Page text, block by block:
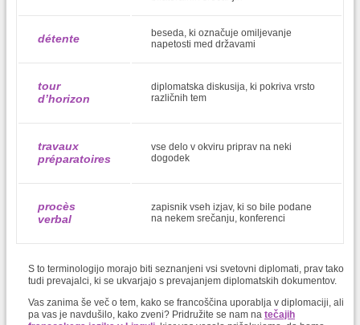
détente
beseda, ki označuje omiljevanje
napetosti med državami
tour
d’horizon
diplomatska diskusija, ki pokriva vrsto
različnih tem
travaux
préparatoires
vse delo v okviru priprav na neki
dogodek
procès
verbal
zapisnik vseh izjav, ki so bile podane
na nekem srečanju, konferenci
S to terminologijo morajo biti seznanjeni vsi svetovni diplomati, prav tako
tudi prevajalci, ki se ukvarjajo s prevajanjem diplomatskih dokumentov.
Vas zanima še več o tem, kako se francoščina uporablja v diplomaciji, ali
pa vas je navdušilo, kako zveni? Pridružite se nam na tečajih